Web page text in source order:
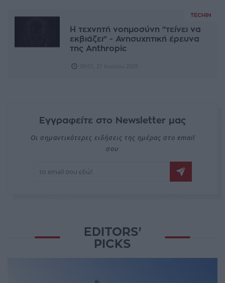
TECHIN
H τεχνητή νοημοσύνη "τείνει να
εκβιάζει" - Ανησυχητική έρευνα
της Anthropic
Εγγραφείτε στο Newsletter μας
Οι σημαντικότερες ειδήσεις της ημέρας στο email
σου
EDITORS'
PICKS